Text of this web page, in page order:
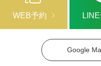
Google
WEB予約